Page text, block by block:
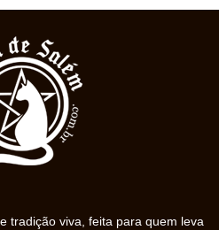
tradição viva, feita para quem leva